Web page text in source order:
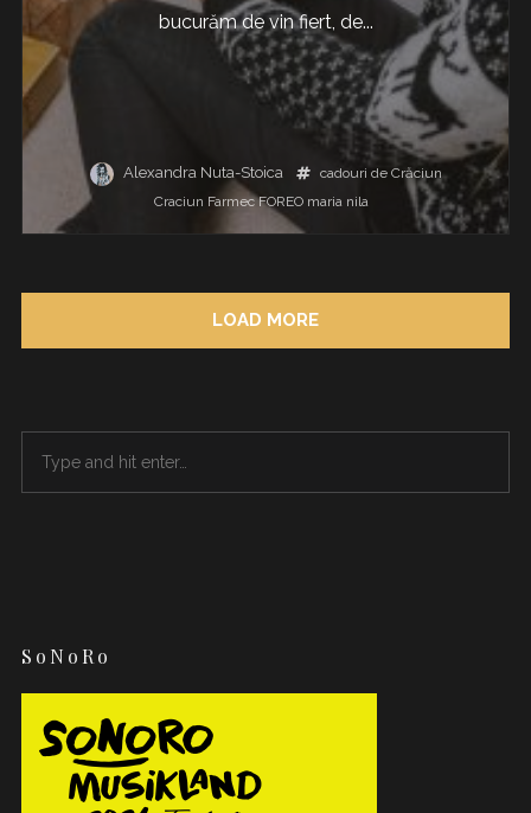
bucurăm de vin fiert, de...
Alexandra Nuta-Stoica
cadouri de Crăciun
Craciun Farmec FOREO maria nila
LOAD MORE
SoNoRo